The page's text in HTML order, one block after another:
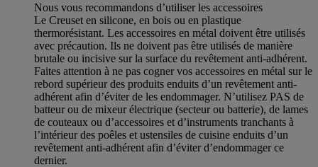
Nous vous recommandons d’utiliser les accessoires
Le Creuset en silicone, en bois ou en plastique
thermorésistant. Les accessoires en métal doivent être utilisés
avec précaution. Ils ne doivent pas être utilisés de manière
brutale ou incisive sur la surface du revêtement anti-adhérent.
Faites attention à ne pas cogner vos accessoires en métal sur le
rebord supérieur des produits enduits d’un revêtement anti-
adhérent afin d’éviter de les endommager. N’utilisez PAS de
batteur ou de mixeur électrique (secteur ou batterie), de lames
de couteaux ou d’accessoires et d’instruments tranchants à
l’intérieur des poêles et ustensiles de cuisine enduits d’un
revêtement anti-adhérent afin d’éviter d’endommager ce
dernier.